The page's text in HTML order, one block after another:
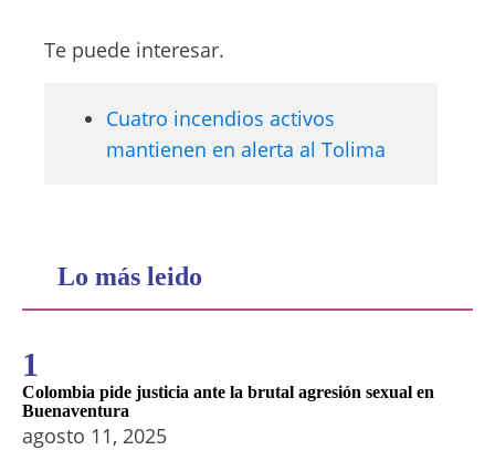
Te puede interesar.
Cuatro incendios activos
mantienen en alerta al Tolima
Lo más leido
1
Colombia pide justicia ante la brutal agresión sexual en
Buenaventura
agosto 11, 2025